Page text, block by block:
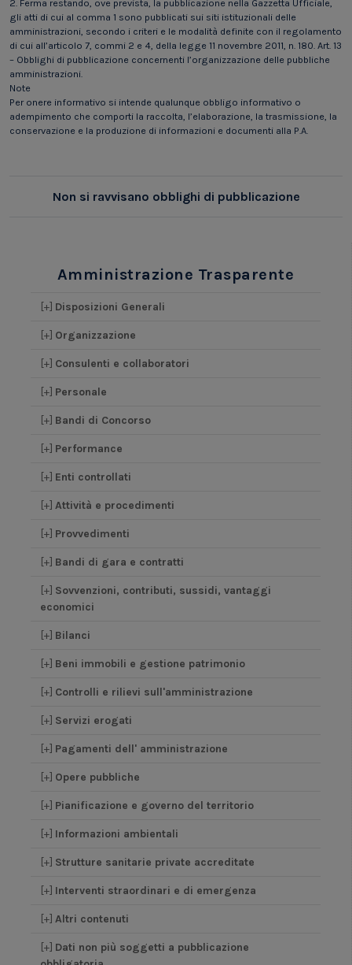
2. Ferma restando, ove prevista, la pubblicazione nella Gazzetta Ufficiale,
gli atti di cui al comma 1 sono pubblicati sui siti istituzionali delle
amministrazioni, secondo i criteri e le modalità definite con il regolamento
di cui all’articolo 7, commi 2 e 4, della legge 11 novembre 2011, n. 180. Art. 13
– Obblighi di pubblicazione concernenti l’organizzazione delle pubbliche
amministrazioni.
Note
Per onere informativo si intende qualunque obbligo informativo o
adempimento che comporti la raccolta, l’elaborazione, la trasmissione, la
conservazione e la produzione di informazioni e documenti alla P.A.
Non si ravvisano obblighi di pubblicazione
Amministrazione Trasparente
[+] Disposizioni Generali
[+] Organizzazione
[+] Consulenti e collaboratori
[+] Personale
[+] Bandi di Concorso
[+] Performance
[+] Enti controllati
[+] Attività e procedimenti
[+] Provvedimenti
[+] Bandi di gara e contratti
[+] Sovvenzioni, contributi, sussidi, vantaggi
economici
[+] Bilanci
[+] Beni immobili e gestione patrimonio
[+] Controlli e rilievi sull'amministrazione
[+] Servizi erogati
[+] Pagamenti dell' amministrazione
[+] Opere pubbliche
[+] Pianificazione e governo del territorio
[+] Informazioni ambientali
[+] Strutture sanitarie private accreditate
[+] Interventi straordinari e di emergenza
[+] Altri contenuti
[+] Dati non più soggetti a pubblicazione